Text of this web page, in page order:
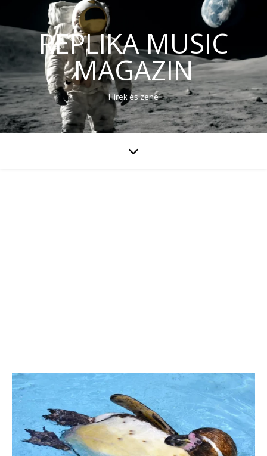
REPLIKA MUSIC
MAGAZIN
Hírek és zene